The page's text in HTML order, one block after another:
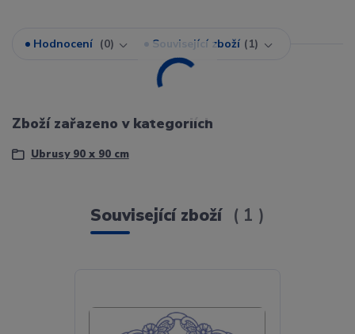
Hodnocení 0 Související zboží 1
Zboží zařazeno v kategoriích
Ubrusy 90 x 90 cm
Související zboží 1